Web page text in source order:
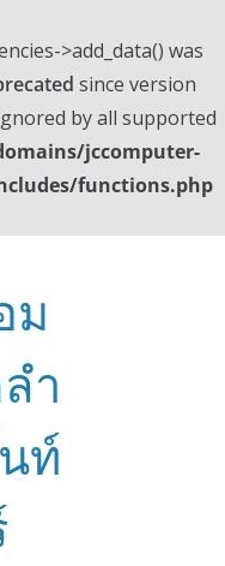
>add_data() was
since version
by all supported
jccomputer-
functions.php
ม
ำ
ท์